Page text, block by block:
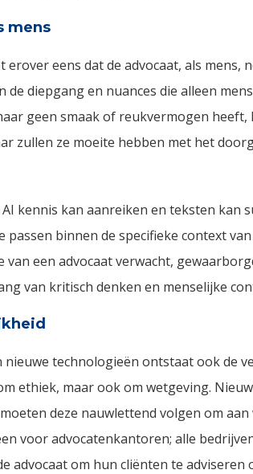
mens
erover eens dat de advocaat, als
de diepgang en nuances die alleen
geen smaak of reukvermogen
zullen ze moeite hebben met het
kennis kan aanreiken en teksten kan
passen binnen de specifieke context
van een advocaat verwacht,
van kritisch denken en menselijke
nieuwe technologieën ontstaat ook de
ethiek, maar ook om wetgeving.
deze nauwlettend volgen om
voor advocatenkantoren; alle
advocaat om hun cliënten te